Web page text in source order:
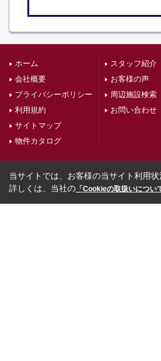
ホーム
会社概要
プライバシーポリシー
利用規約
サイトマップ
物件カタログ
スタッフ紹介
お客様の声
周辺施設検索
お問い合わせ
当サイトでは、お客様の当サイト利用
詳しくは、当社の 「Cookieの取扱いについ